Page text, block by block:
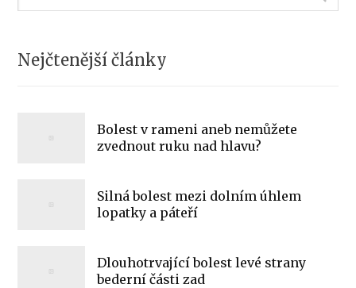
Nejčtenější články
Bolest v rameni aneb nemůžete
zvednout ruku nad hlavu?
Silná bolest mezi dolním úhlem
lopatky a páteří
Dlouhotrvající bolest levé strany
bederní části zad